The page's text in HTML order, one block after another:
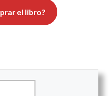
el libro?